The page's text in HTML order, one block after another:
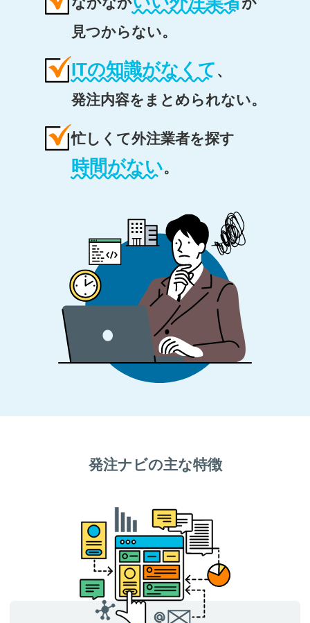
見つからない。
ITの知識がなくて 、
発注内容をまとめられない。
忙しくて外注業者を探す
時間がない。
発注ナビの主な特徴